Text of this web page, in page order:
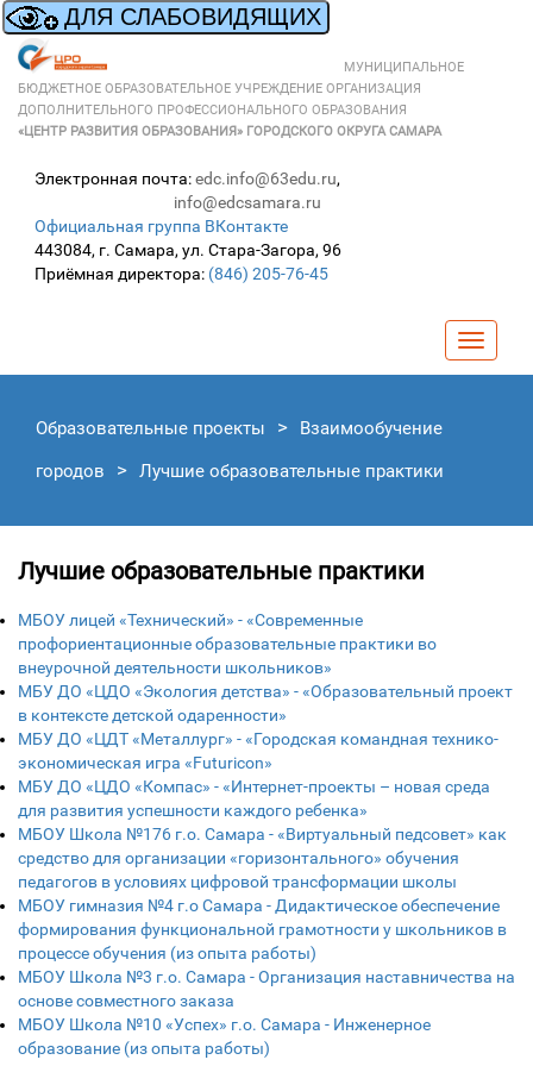
МУНИЦИПАЛЬНОЕ
БЮДЖЕТНОЕ ОБРАЗОВАТЕЛЬНОЕ УЧРЕЖДЕНИЕ ОРГАНИЗАЦИЯ
ДОПОЛНИТЕЛЬНОГО ПРОФЕССИОНАЛЬНОГО ОБРАЗОВАНИЯ
«ЦЕНТР РАЗВИТИЯ ОБРАЗОВАНИЯ» ГОРОДСКОГО ОКРУГА САМАРА
Электронная почта:edc.info@63edu.ru,
info@edcsamara.ru
Официальная группа ВКонтакте
443084, г. Самара, ул. Стара-Загора, 96
Приёмная директора: (846) 205-76-45
Образовательные проекты
Взаимообучение
городов
Лучшие образовательные практики
Лучшие образовательные практики
МБОУ лицей «Технический» - «Современные
профориентационные образовательные практики во
внеурочной деятельности школьников»
МБУ ДО «ЦДО «Экология детства» - «Образовательный проект
в контексте детской одаренности»
МБУ ДО «ЦДТ «Металлург» - «Городская командная технико-
экономическая игра «Futuricon»
МБУ ДО «ЦДО «Компас» - «Интернет-проекты – новая среда
для развития успешности каждого ребенка»
МБОУ Школа №176 г.о. Самара - «Виртуальный педсовет» как
средство для организации «горизонтального» обучения
педагогов в условиях цифровой трансформации школы
МБОУ гимназия №4 г.о Самара - Дидактическое обеспечение
формирования функциональной грамотности у школьников в
процессе обучения (из опыта работы)
МБОУ Школа №3 г.о. Самара - Организация наставничества на
основе совместного заказа
МБОУ Школа №10 «Успех» г.о. Самара - Инженерное
образование (из опыта работы)